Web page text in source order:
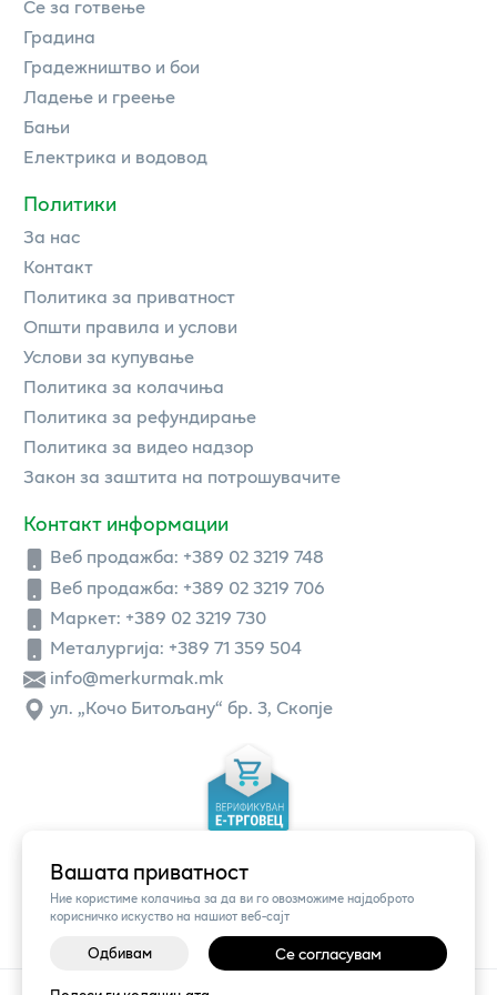
Вашата приватност
Ние користиме колачиња за да ви го овозможиме најдоброто
корисничко искуство на нашиот веб-сајт
Одбивам Се согласувам
Се за готвење
Градина
Градежништво и бои
Ладење и греење
Бањи
Електрика и водовод
Политики
За нас
Контакт
Политика за приватност
Општи правила и услови
Услови за купување
Политика за колачиња
Политика за рефундирање
Политика за видео надзор
Закон за заштита на потрошувачите
Контакт информации
Веб продажба: +389 02 3219 748
Веб продажба: +389 02 3219 706
Маркет: +389 02 3219 730
Металургија: +389 71 359 504
info@merkurmak.mk
ул. „Кочо Битољану“ бр. 3, Скопје